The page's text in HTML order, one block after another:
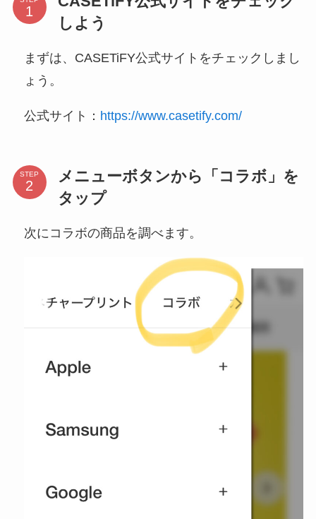
しよう
まずは、CASETiFY公式サイトをチェックしまし
ょう。
公式サイト： https://www.casetify.com/
STEP
メニューボタンから「コラボ」を
タップ
次にコラボの商品を調べます。